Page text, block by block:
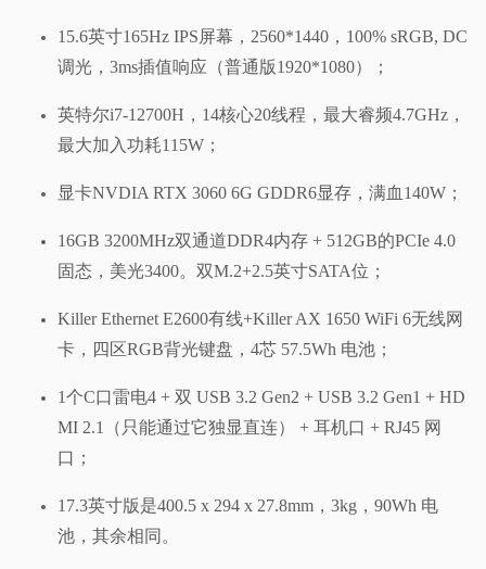
15.6英寸165Hz IPS屏幕，2560*1440，100% sRGB, DC
调光，3ms插值响应（普通版1920*1080）；
英特尔i7-12700H，14核心20线程，最大睿频4.7GHz，
最大加入功耗115W；
显卡NVDIA RTX 3060 6G GDDR6显存，满血140W；
16GB 3200MHz双通道DDR4内存 + 512GB的PCIe 4.0
固态，美光3400。双M.2+2.5英寸SATA位；
Killer Ethernet E2600有线+Killer AX 1650 WiFi 6无线网
卡，四区RGB背光键盘，4芯 57.5Wh 电池；
1个C口雷电4 + 双 USB 3.2 Gen2 + USB 3.2 Gen1 + HD
MI 2.1（只能通过它独显直连） + 耳机口 + RJ45 网
口；
17.3英寸版是400.5 x 294 x 27.8mm，3kg，90Wh 电
池，其余相同。